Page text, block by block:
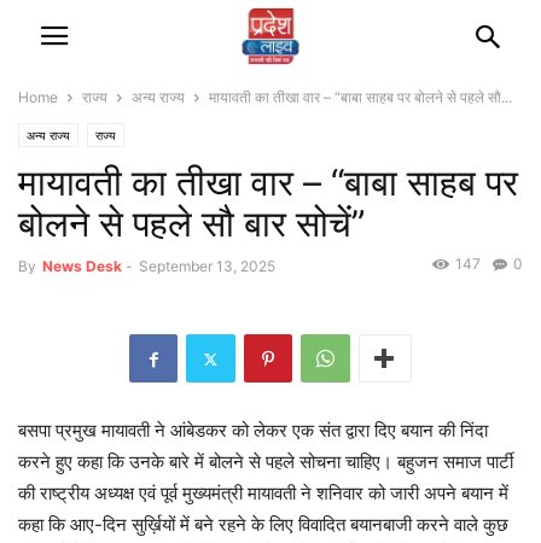
Home राज्‍य अन्‍य राज्‍य मायावती का तीखा वार – “बाबा साहब पर बोलने से पहले सौ...
अन्‍य राज्‍य राज्‍य
मायावती का तीखा वार – “बाबा साहब पर
बोलने से पहले सौ बार सोचें”
By News Desk - September 13, 2025 0
147
बसपा प्रमुख मायावती ने आंबेडकर को लेकर एक संत द्वारा दिए बयान की निंदा
करने हुए कहा कि उनके बारे में बोलने से पहले सोचना चाहिए। बहुजन समाज पार्टी
की राष्ट्रीय अध्यक्ष एवं पूर्व मुख्यमंत्री मायावती ने शनिवार को जारी अपने बयान में
कहा कि आए-दिन सुर्ख़ियों में बने रहने के लिए विवादित बयानबाजी करने वाले कुछ